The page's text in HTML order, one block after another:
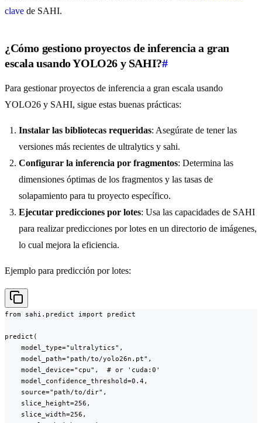
clave de SAHI.
¿Cómo gestiono proyectos de inferencia a gran
escala usando YOLO26 y SAHI?#
Para gestionar proyectos de inferencia a gran escala usando
YOLO26 y SAHI, sigue estas buenas prácticas:
Instalar las bibliotecas requeridas: Asegúrate de tener las
versiones más recientes de ultralytics y sahi.
Configurar la inferencia por fragmentos: Determina las
dimensiones óptimas de los fragmentos y las tasas de
solapamiento para tu proyecto específico.
Ejecutar predicciones por lotes: Usa las capacidades de SAHI
para realizar predicciones por lotes en un directorio de imágenes,
lo cual mejora la eficiencia.
Ejemplo para predicción por lotes:
from sahi.predict import predict
predict(
    model_type="ultralytics",
    model_path="path/to/yolo26n.pt",
    model_device="cpu",  # or 'cuda:0'
    model_confidence_threshold=0.4,
    source="path/to/dir",
    slice_height=256,
    slice_width=256,